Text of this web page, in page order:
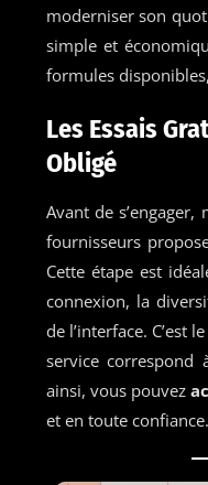
moderniser son
simple et
formules
Les Essais
Obligé
Avant de
fournisseurs
Cette étape est
connexion, la
de l’interface. C’est
service correspond
ainsi, vous pouvez
et en toute confiance.